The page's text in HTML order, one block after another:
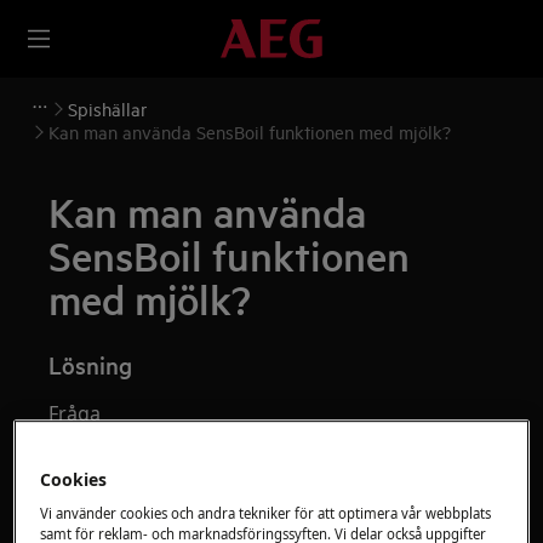
Spishällar
Kan man använda SensBoil funktionen med mjölk?
Kan man använda
SensBoil funktionen
med mjölk?
Lösning
Fråga
funktionen med mjölk?
Avser
Cookies
Vi använder cookies och andra tekniker för att optimera vår webbplats
samt för reklam- och marknadsföringssyften. Vi delar också uppgifter